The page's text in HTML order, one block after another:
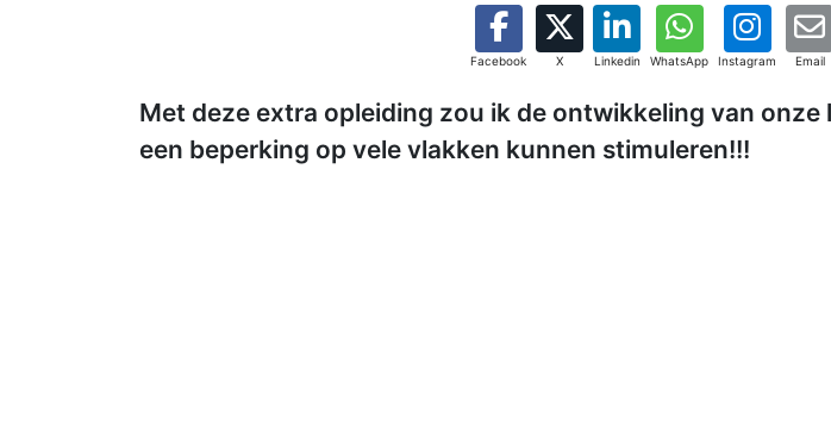
Facebook X Linkedin WhatsApp Instagram Email
Met deze extra opleiding zou ik de ontwikkeling van onze
een beperking op vele vlakken kunnen stimuleren!!!